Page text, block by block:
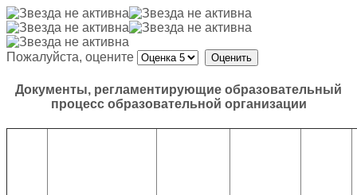
Пожалуйста, оцените
Документы, регламентирующие образовательный
процесс образовательной организации